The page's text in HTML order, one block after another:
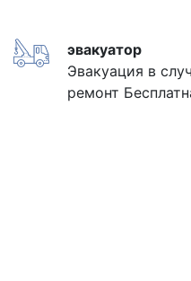
эвакуатор
Эвакуация в
ремонт